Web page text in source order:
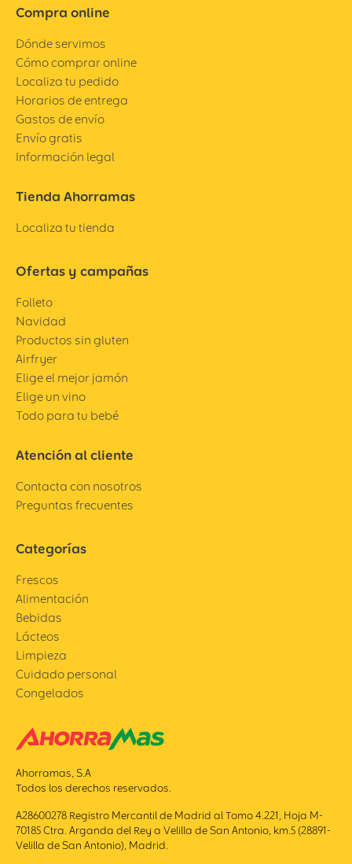
Compra online
Dónde servimos
Cómo comprar online
Localiza tu pedido
Horarios de entrega
Gastos de envío
Envío gratis
Información legal
Tienda Ahorramas
Localiza tu tienda
Ofertas y campañas
Folleto
Navidad
Productos sin gluten
Airfryer
Elige el mejor jamón
Elige un vino
Todo para tu bebé
Atención al cliente
Contacta con nosotros
Preguntas frecuentes
Categorías
Frescos
Alimentación
Bebidas
Lácteos
Limpieza
Cuidado personal
Congelados
Ahorramas, S.A
Todos los derechos reservados.
A28600278 Registro Mercantil de Madrid al Tomo 4.221, Hoja M-
70185 Ctra. Arganda del Rey a Velilla de San Antonio, km.5 (28891-
Velilla de San Antonio), Madrid.